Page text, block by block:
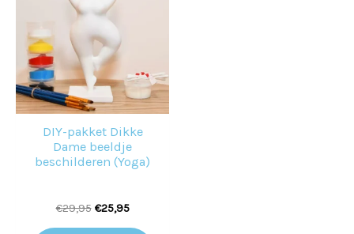
DIY-pakket Dikke
Dame beeldje
beschilderen (Yoga)
€29,95
€29,95.
€25,95